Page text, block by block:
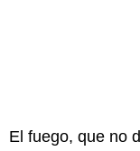
El fuego, que no